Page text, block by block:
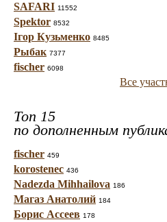
SAFARI 11552
Spektor 8532
Ігор Кузьменко 8485
Рыбак 7377
fischer 6098
Все
Топ 15
по дополненным
fischer 459
korostenec 436
Nadezda Mihhailova 186
Магаз Анатолий 184
Борис Ассеев 178